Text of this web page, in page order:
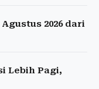
2026 dari
Lebih Pagi,